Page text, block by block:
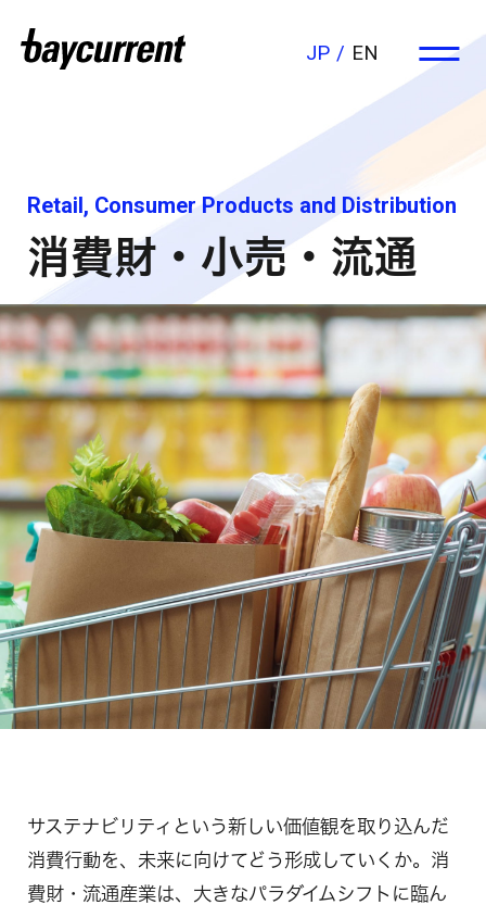
EN
JP
Retail, Consumer Products and Distribution
消費財・小売・流通
サステナビリティという新しい価値観を取り込んだ
消費行動を、未来に向けてどう形成していくか。消
費財・流通産業は、大きなパラダイムシフトに臨ん